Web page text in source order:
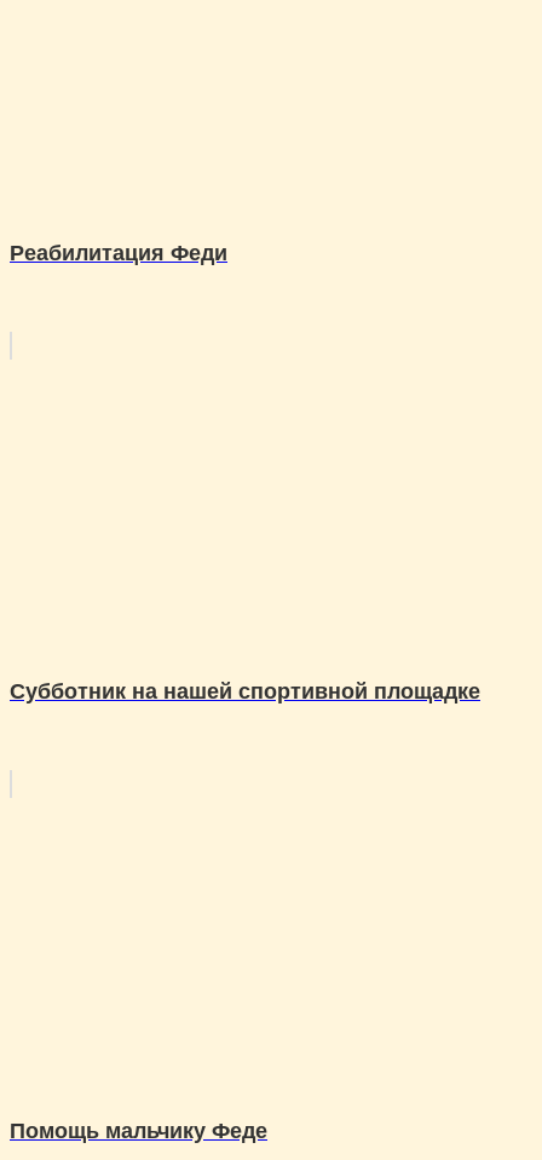
Реабилитация Феди
Субботник на нашей спортивной площадке
Помощь мальчику Феде